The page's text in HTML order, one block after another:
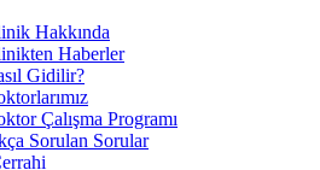
Hakkında
Haberler
Gidilir?
Çalışma Programı
Sorulan Sorular